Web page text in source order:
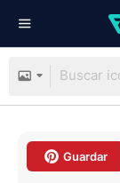
Guardar